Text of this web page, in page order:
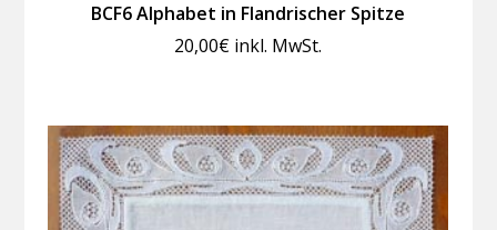
BCF6 Alphabet in Flandrischer Spitze
20,00€ inkl. MwSt.